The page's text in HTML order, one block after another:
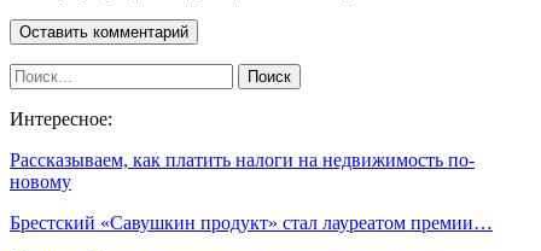
Интересное:
Рассказываем, как платить налоги на недвижимость по-
новому
Брестский «Савушкин продукт» стал лауреатом премии…